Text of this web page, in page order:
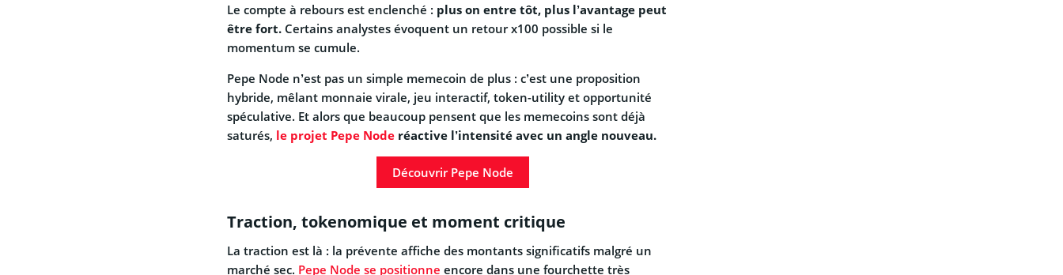
Le compte à rebours est enclenché : plus on entre tôt, plus l’avantage peut
être fort. Certains analystes évoquent un retour x100 possible si le
momentum se cumule.
Pepe Node n’est pas un simple memecoin de plus : c’est une proposition
hybride, mêlant monnaie virale, jeu interactif, token-utility et opportunité
spéculative. Et alors que beaucoup pensent que les memecoins sont déjà
saturés, le projet Pepe Node réactive l’intensité avec un angle nouveau.
Découvrir Pepe Node
Traction, tokenomique et moment critique
La traction est là : la prévente affiche des montants significatifs malgré un
marché sec. Pepe Node se positionne encore dans une fourchette très